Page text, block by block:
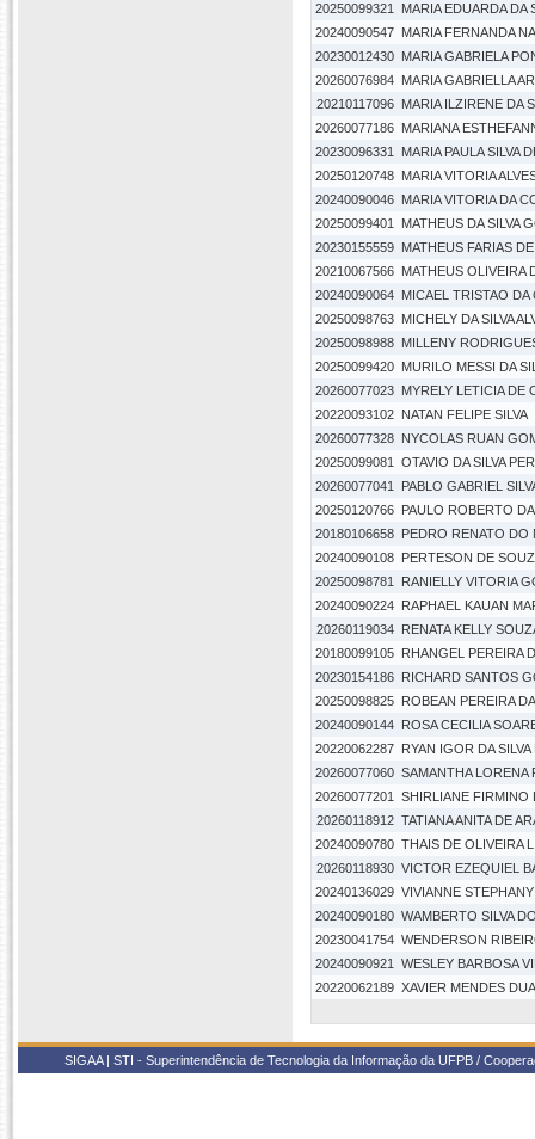
20250099321
MARIA EDUARDA DA
20240090547 MARIA FERNANDA
20230012430 MARIA GABRIELA
20260076984 MARIA GABRIELLA
20210117096
MARIA ILZIRENE DA
20260077186 MARIANA
20230096331
MARIA PAULA SILVA
20250120748 MARIA VITORIA
20240090046 MARIA VITORIA DA
20250099401
MATHEUS DA SILVA
20230155559 MATHEUS FARIAS
20210067566 MATHEUS OLIVEIRA
20240090064 MICAEL TRISTAO DA
20250098763 MICHELY DA SILVA
20250098988 MILLENY
20250099420 MURILO MESSI DA
20260077023 MYRELY LETICIA DE
20220093102 NATAN FELIPE SILVA
20260077328 NYCOLAS RUAN
20250099081
OTAVIO DA SILVA
20260077041
PABLO GABRIEL
20250120766 PAULO ROBERTO
20180106658 PEDRO RENATO DO
20240090108 PERTESON DE
20250098781
RANIELLY VITORIA
20240090224 RAPHAEL KAUAN
20260119034
RENATA KELLY
20180099105 RHANGEL PEREIRA
20230154186 RICHARD SANTOS
20250098825 ROBEAN PEREIRA
20240090144 ROSA CECILIA
20220062287 RYAN IGOR DA
20260077060 SAMANTHA LORENA
20260077201
SHIRLIANE FIRMINO
20260118912 TATIANA ANITA DE
20240090780 THAIS DE OLIVEIRA
20260118930 VICTOR EZEQUIEL
20240136029 VIVIANNE STEPHANY
20240090180 WAMBERTO SILVA
20230041754 WENDERSON
20240090921
WESLEY BARBOSA
20220062189 XAVIER MENDES
SIGAA | STI - Superintendência de Tecnologia da Informação da UFPB /